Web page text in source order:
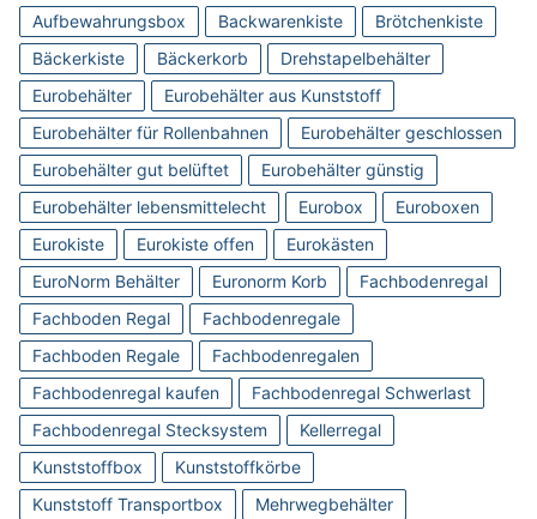
Aufbewahrungsbox Backwarenkiste
Brötchenkiste
Bäckerkiste
Bäckerkorb
Drehstapelbehälter
Eurobehälter
Eurobehälter aus Kunststoff
Eurobehälter für Rollenbahnen
Eurobehälter geschlossen
Eurobehälter gut belüftet
Eurobehälter günstig
Eurobehälter lebensmittelecht
Eurobox
Euroboxen
Eurokiste
Eurokiste offen
Eurokästen
EuroNorm Behälter
Euronorm Korb
Fachbodenregal
Fachboden Regal
Fachbodenregale
Fachboden Regale
Fachbodenregalen
Fachbodenregal kaufen
Fachbodenregal Schwerlast
Fachbodenregal Stecksystem
Kellerregal
Kunststoffbox
Kunststoffkörbe
Kunststoff Transportbox
Mehrwegbehälter